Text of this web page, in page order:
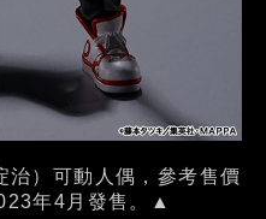
）可動人偶，參考售價
年4月發售。▲